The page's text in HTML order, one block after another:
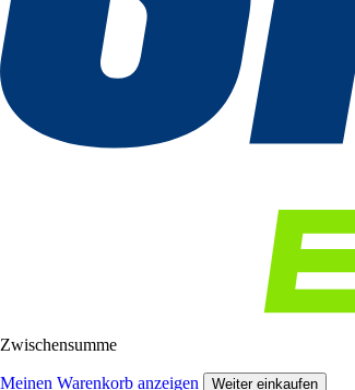
Zwischensumme
Meinen Warenkorb anzeigen Weiter einkaufen